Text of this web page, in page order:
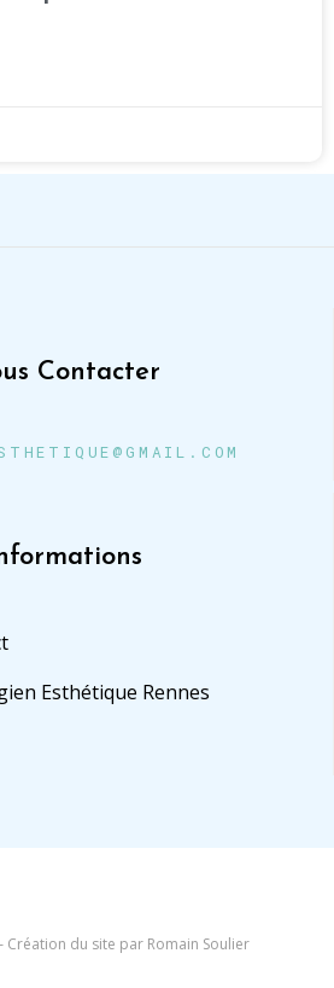
Contacter
Esthétique Rennes
Création du site par Romain Soulier